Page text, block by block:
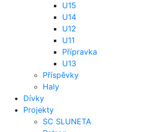
U15
U14
U12
U11
Přípravka
U13
Příspěvky
Haly
Dívky
Projekty
SC SLUNETA